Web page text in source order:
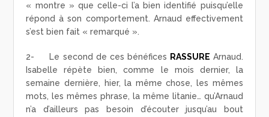
« montre » que celle-ci l’a bien identifié puisqu’elle
répond à son comportement. Arnaud effectivement
s’est bien fait « remarqué ».
2- Le second de ces bénéfices RASSURE Arnaud.
Isabelle répète bien, comme le mois dernier, la
semaine dernière, hier, la même chose, les mêmes
mots, les mêmes phrase, la même litanie… qu’Arnaud
n’a d’ailleurs pas besoin d’écouter jusqu’au bout